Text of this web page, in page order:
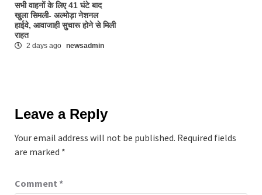
सभी वाहनों के लिए 41 घंटे बाद
खुला सिमली- अल्मोड़ा नेशनल
हाईवे, आवाजाही सुचारू होने से मिली
राहत
2 days ago newsadmin
Leave a Reply
Your email address will not be published. Required fields
are marked *
Comment *